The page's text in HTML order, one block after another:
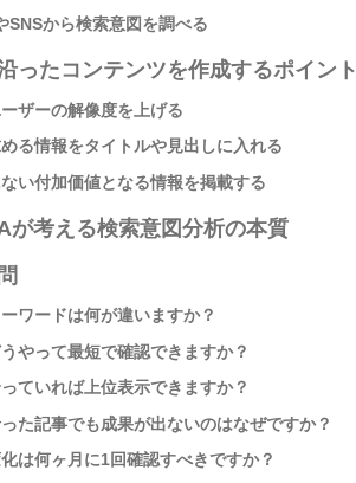
SNSから検索意図を調べる
ったコンテンツを作成するポイント
ザーの解像度を上げる
る情報をタイトルや見出しに入れる
い付加価値となる情報を掲載する
が考える検索意図分析の本質
ワードは何が違いますか？
やって最短で確認できますか？
ていれば上位表示できますか？
た記事でも成果が出ないのはなぜですか？
は何ヶ月に1回確認すべきですか？